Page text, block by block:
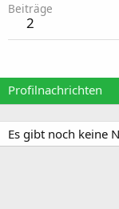
Beiträge
2
Profilnachrichten
Es gibt noch keine